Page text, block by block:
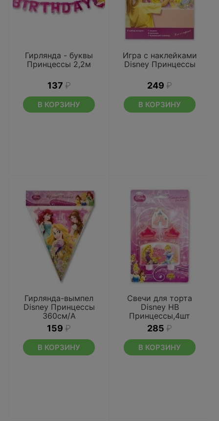
Гирлянда - буквы
Принцессы 2,2м
137 ₽
В КОРЗИНУ
Игра с наклейками
Disney Принцессы
249 ₽
В КОРЗИНУ
Гирлянда-вымпел
Disney Принцессы
360см/А
159 ₽
В КОРЗИНУ
Свечи для торта
Disney HB
Принцессы,4шт
285 ₽
В КОРЗИНУ